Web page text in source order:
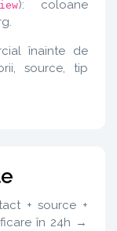
): coloane
înainte de
source, tip
+ source +
în 24h →